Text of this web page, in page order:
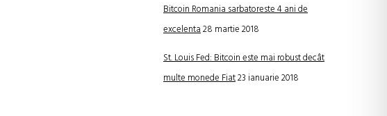
Bitcoin Romania sarbatoreste 4 ani de
excelenta28 martie 2018
St. Louis Fed: Bitcoin este mai robust decât
multe monede Fiat23 ianuarie 2018